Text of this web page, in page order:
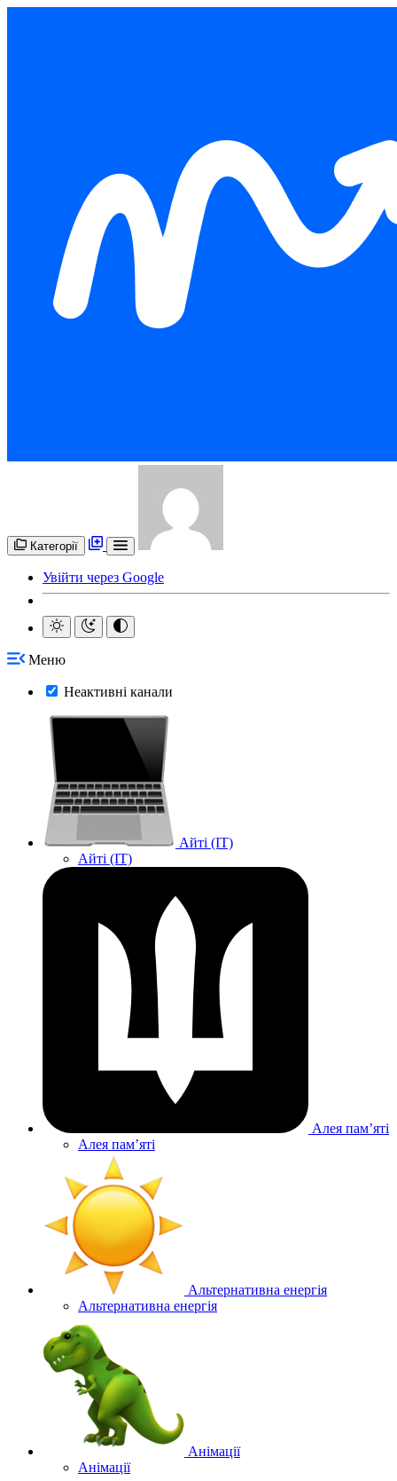
Категорії
Увійти через Google
Меню
Неактивні канали
Айті (IT)
Айті (IT)
Алея памʼяті
Алея памʼяті
Альтернативна енергія
Альтернативна енергія
Анімації
Анімації